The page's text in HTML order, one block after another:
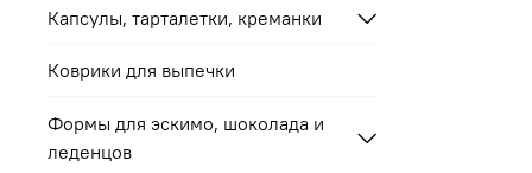
Капсулы, тарталетки, креманки
Коврики для выпечки
Формы для эскимо, шоколада и
леденцов